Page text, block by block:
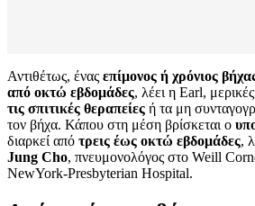
Αντιθέτως, ένας επίμονος ή χρόνιος
από οκτώ εβδομάδες, λέει η Earl,
τις σπιτικές θεραπείες ή τα μη
τον βήχα. Κάπου στη μέση βρίσκεται ο
διαρκεί από τρεις έως οκτώ εβδομάδες,
Jung Cho, πνευμονολόγος στο Weill
NewYork-Presbyterian Hospital.